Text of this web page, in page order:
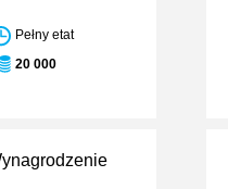
Pełny etat
20 000